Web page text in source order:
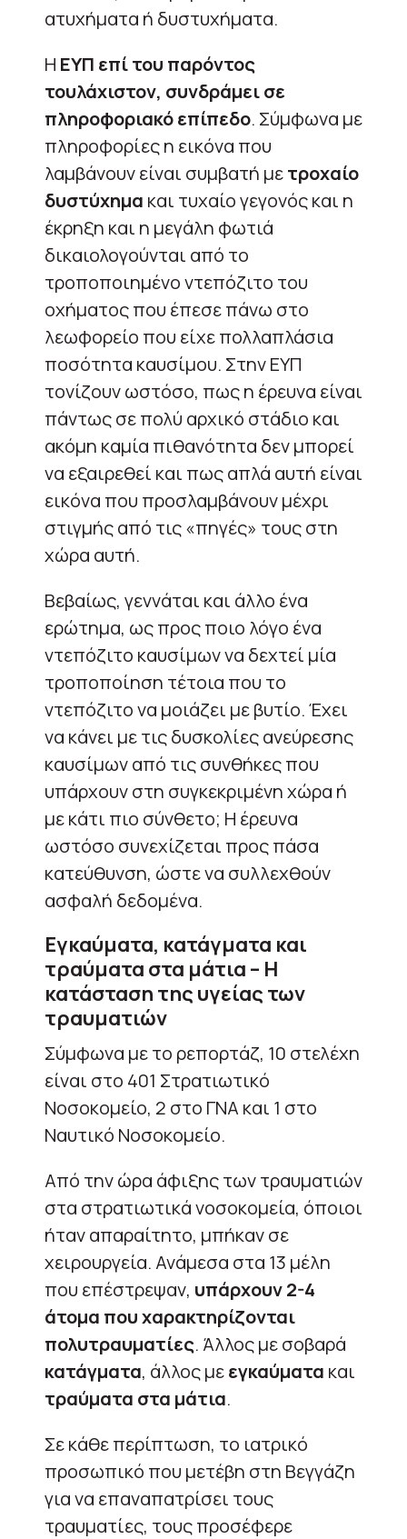
ατυχήματα ή δυστυχήματα.
Η ΕΥΠ επί του παρόντος
τουλάχιστον, συνδράμει σε
πληροφοριακό επίπεδο. Σύμφωνα με
πληροφορίες η εικόνα που
λαμβάνουν είναι συμβατή μετροχαίο
δυστύχημα και τυχαίο γεγονός και η
έκρηξη και η μεγάλη φωτιά
δικαιολογούνται από το
τροποποιημένο ντεπόζιτο του
οχήματος που έπεσε πάνω στο
λεωφορείο που είχε πολλαπλάσια
ποσότητα καυσίμου. Στην ΕΥΠ
τονίζουν ωστόσο, πως η έρευνα είναι
πάντως σε πολύ αρχικό στάδιο και
ακόμη καμία πιθανότητα δεν μπορεί
να εξαιρεθεί και πως απλά αυτή είναι
εικόνα που προσλαμβάνουν μέχρι
στιγμής από τις «πηγές» τους στη
χώρα αυτή.
Βεβαίως, γεννάται και άλλο ένα
ερώτημα, ως προς ποιο λόγο ένα
ντεπόζιτο καυσίμων να δεχτεί μία
τροποποίηση τέτοια που το
ντεπόζιτο να μοιάζει με βυτίο. Έχει
να κάνει με τις δυσκολίες ανεύρεσης
καυσίμων από τις συνθήκες που
υπάρχουν στη συγκεκριμένη χώρα ή
με κάτι πιο σύνθετο; Η έρευνα
ωστόσο συνεχίζεται προς πάσα
κατεύθυνση, ώστε να συλλεχθούν
ασφαλή δεδομένα.
Εγκαύματα, κατάγματα και
τραύματα στα μάτια – Η
κατάσταση της υγείας των
τραυματιών
Σύμφωνα με το ρεπορτάζ, 10 στελέχη
είναι στο 401 Στρατιωτικό
Νοσοκομείο, 2 στο ΓΝΑ και 1 στο
Ναυτικό Νοσοκομείο.
Από την ώρα άφιξης των τραυματιών
στα στρατιωτικά νοσοκομεία, όποιοι
ήταν απαραίτητο, μπήκαν σε
χειρουργεία. Ανάμεσα στα 13 μέλη
που επέστρεψαν, υπάρχουν 2-4
άτομα που χαρακτηρίζονται
πολυτραυματίες. Άλλος με σοβαρά
κατάγματα, άλλος μεεγκαύματα και
τραύματα στα μάτια.
Σε κάθε περίπτωση, το ιατρικό
προσωπικό που μετέβη στη Βεγγάζη
για να επαναπατρίσει τους
τραυματίες, τους προσέφερε